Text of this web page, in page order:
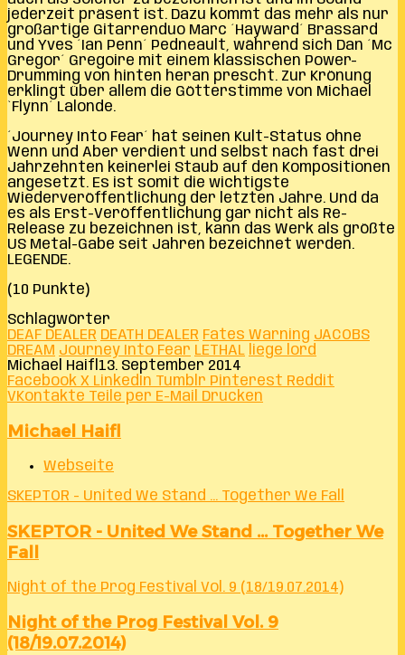
jederzeit präsent ist. Dazu kommt das mehr als nur
großartige Gitarrenduo Marc ´Hayward´ Brassard
und Yves ´Ian Penn´ Pedneault, während sich Dan ´Mc
Gregor´ Gregoire mit einem klassischen Power-
Drumming von hinten heran prescht. Zur Krönung
erklingt über allem die Götterstimme von Michael
`Flynn´ Lalonde.
´Journey Into Fear´ hat seinen Kult-Status ohne
Wenn und Aber verdient und selbst nach fast drei
Jahrzehnten keinerlei Staub auf den Kompositionen
angesetzt. Es ist somit die wichtigste
Wiederveröffentlichung der letzten Jahre. Und da
es als Erst-Veröffentlichung gar nicht als Re-
Release zu bezeichnen ist, kann das Werk als größte
US Metal-Gabe seit Jahren bezeichnet werden.
LEGENDE.
(10 Punkte)
Schlagwörter
DEAF DEALER DEATH DEALER Fates Warning JACOBS
DREAM Journey Into Fear LETHAL liege lord
Michael Haifl 13. September 2014
Facebook X LinkedIn Tumblr Pinterest Reddit
VKontakte Teile per E-Mail Drucken
Michael Haifl
Webseite
SKEPTOR - United We Stand ... Together We Fall
SKEPTOR - United We Stand ... Together We
Fall
Night of the Prog Festival Vol. 9 (18/19.07.2014)
Night of the Prog Festival Vol. 9
(18/19.07.2014)